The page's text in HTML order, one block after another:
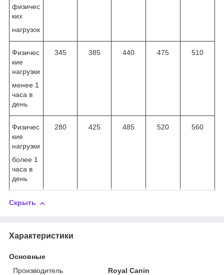
физичес
ких
нагрузок
Физичес
кие
нагрузки
менее 1
часа в
день
345 385 440 475 510
Физичес
кие
нагрузки
более 1
часа в
день
280 425 485 520 560
Скрыть
Характеристики
Основные
Производитель
Royal Canin